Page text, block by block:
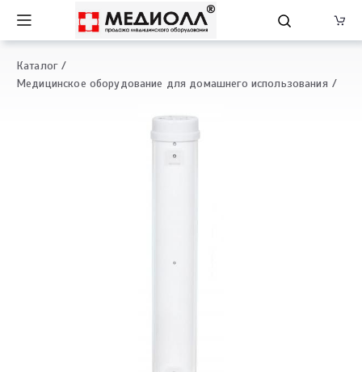
Каталог
Медицинское оборудование для домашнего использования